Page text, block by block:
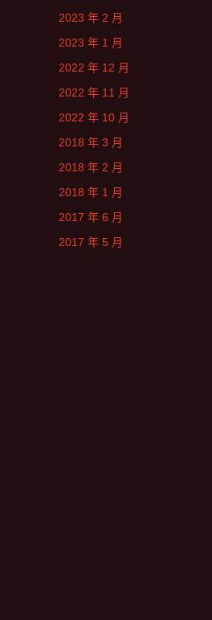
2023 年 2 月
2023 年 1 月
2022 年 12 月
2022 年 11 月
2022 年 10 月
2018 年 3 月
2018 年 2 月
2018 年 1 月
2017 年 6 月
2017 年 5 月